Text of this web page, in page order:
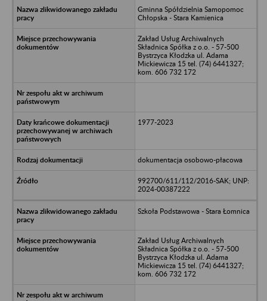
Gminna Spółdzielnia Samopomoc
Chłopska - Stara Kamienica
Zakład Usług Archiwalnych
Składnica Spółka z o.o. - 57-500
Bystrzyca Kłodzka ul. Adama
Mickiewicza 15 tel. (74) 6441327;
kom. 606 732 172
1977-2023
dokumentacja osobowo-płacowa
992700/611/112/2016-SAK; UNP:
2024-00387222
Szkoła Podstawowa - Stara Łomnica
Zakład Usług Archiwalnych
Składnica Spółka z o.o. - 57-500
Bystrzyca Kłodzka ul. Adama
Mickiewicza 15 tel. (74) 6441327;
kom. 606 732 172